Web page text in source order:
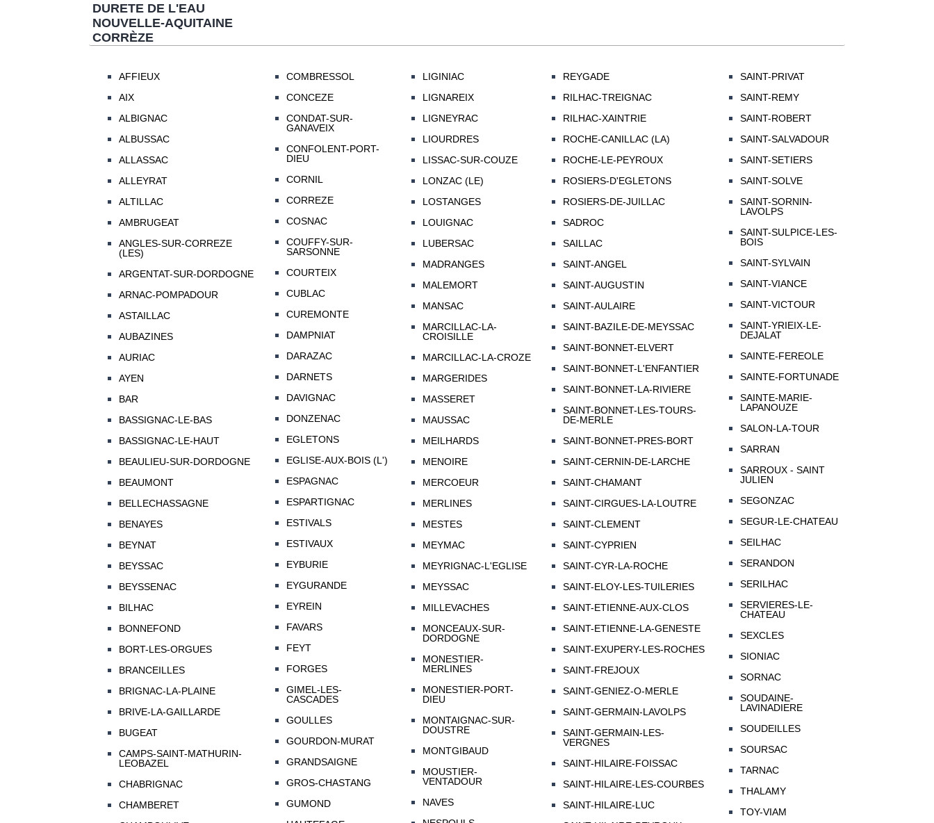
DURETE DE L'EAU
NOUVELLE-AQUITAINE
CORRÈZE
AFFIEUX
AIX
ALBIGNAC
ALBUSSAC
ALLASSAC
ALLEYRAT
ALTILLAC
AMBRUGEAT
ANGLES-SUR-CORREZE
(LES)
ARGENTAT-SUR-DORDOGNE
ARNAC-POMPADOUR
ASTAILLAC
AUBAZINES
AURIAC
AYEN
BAR
BASSIGNAC-LE-BAS
BASSIGNAC-LE-HAUT
BEAULIEU-SUR-DORDOGNE
BEAUMONT
BELLECHASSAGNE
BENAYES
BEYNAT
BEYSSAC
BEYSSENAC
BILHAC
BONNEFOND
BORT-LES-ORGUES
BRANCEILLES
BRIGNAC-LA-PLAINE
BRIVE-LA-GAILLARDE
BUGEAT
CAMPS-SAINT-MATHURIN-
LEOBAZEL
CHABRIGNAC
CHAMBERET
COMBRESSOL
CONCEZE
CONDAT-SUR-
GANAVEIX
CONFOLENT-PORT-
DIEU
CORNIL
CORREZE
COSNAC
COUFFY-SUR-
SARSONNE
COURTEIX
CUBLAC
CUREMONTE
DAMPNIAT
DARAZAC
DARNETS
DAVIGNAC
DONZENAC
EGLETONS
EGLISE-AUX-BOIS (L')
ESPAGNAC
ESPARTIGNAC
ESTIVALS
ESTIVAUX
EYBURIE
EYGURANDE
EYREIN
FAVARS
FEYT
FORGES
GIMEL-LES-
CASCADES
GOULLES
GOURDON-MURAT
GRANDSAIGNE
GROS-CHASTANG
GUMOND
LIGINIAC
LIGNAREIX
LIGNEYRAC
LIOURDRES
LISSAC-SUR-COUZE
LONZAC (LE)
LOSTANGES
LOUIGNAC
LUBERSAC
MADRANGES
MALEMORT
MANSAC
MARCILLAC-LA-
CROISILLE
MARCILLAC-LA-CROZE
MARGERIDES
MASSERET
MAUSSAC
MEILHARDS
MENOIRE
MERCOEUR
MERLINES
MESTES
MEYMAC
MEYRIGNAC-L'EGLISE
MEYSSAC
MILLEVACHES
MONCEAUX-SUR-
DORDOGNE
MONESTIER-
MERLINES
MONESTIER-PORT-
DIEU
MONTAIGNAC-SUR-
DOUSTRE
MONTGIBAUD
MOUSTIER-
VENTADOUR
NAVES
REYGADE
RILHAC-TREIGNAC
RILHAC-XAINTRIE
ROCHE-CANILLAC (LA)
ROCHE-LE-PEYROUX
ROSIERS-D'EGLETONS
ROSIERS-DE-JUILLAC
SADROC
SAILLAC
SAINT-ANGEL
SAINT-AUGUSTIN
SAINT-AULAIRE
SAINT-BAZILE-DE-MEYSSAC
SAINT-BONNET-ELVERT
SAINT-BONNET-L'ENFANTIER
SAINT-BONNET-LA-RIVIERE
SAINT-BONNET-LES-TOURS-
DE-MERLE
SAINT-BONNET-PRES-BORT
SAINT-CERNIN-DE-LARCHE
SAINT-CHAMANT
SAINT-CIRGUES-LA-LOUTRE
SAINT-CLEMENT
SAINT-CYPRIEN
SAINT-CYR-LA-ROCHE
SAINT-ELOY-LES-TUILERIES
SAINT-ETIENNE-AUX-CLOS
SAINT-ETIENNE-LA-GENESTE
SAINT-EXUPERY-LES-ROCHES
SAINT-FREJOUX
SAINT-GENIEZ-O-MERLE
SAINT-GERMAIN-LAVOLPS
SAINT-GERMAIN-LES-
VERGNES
SAINT-HILAIRE-FOISSAC
SAINT-HILAIRE-LES-COURBES
SAINT-HILAIRE-LUC
SAINT-PRIVAT
SAINT-REMY
SAINT-ROBERT
SAINT-SALVADOUR
SAINT-SETIERS
SAINT-SOLVE
SAINT-SORNIN-
LAVOLPS
SAINT-SULPICE-LES-
BOIS
SAINT-SYLVAIN
SAINT-VIANCE
SAINT-VICTOUR
SAINT-YRIEIX-LE-
DEJALAT
SAINTE-FEREOLE
SAINTE-FORTUNADE
SAINTE-MARIE-
LAPANOUZE
SALON-LA-TOUR
SARRAN
SARROUX - SAINT
JULIEN
SEGONZAC
SEGUR-LE-CHATEAU
SEILHAC
SERANDON
SERILHAC
SERVIERES-LE-
CHATEAU
SEXCLES
SIONIAC
SORNAC
SOUDAINE-
LAVINADIERE
SOUDEILLES
SOURSAC
TARNAC
THALAMY
TOY-VIAM